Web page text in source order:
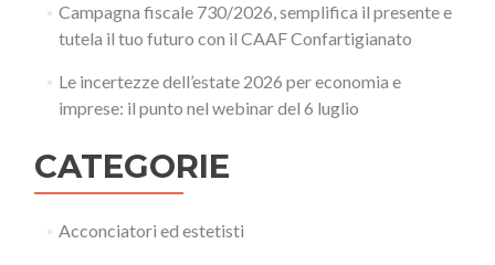
Campagna fiscale 730/2026, semplifica il presente e
tutela il tuo futuro con il CAAF Confartigianato
Le incertezze dell’estate 2026 per economia e
imprese: il punto nel webinar del 6 luglio
CATEGORIE
Acconciatori ed estetisti